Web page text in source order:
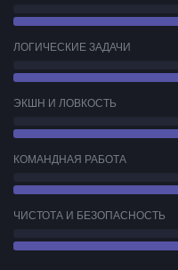
ЛОГИЧЕСКИЕ ЗАДАЧИ
ЭКШН И ЛОВКОСТЬ
КОМАНДНАЯ РАБОТА
ЧИСТОТА И БЕЗОПАСНОСТЬ